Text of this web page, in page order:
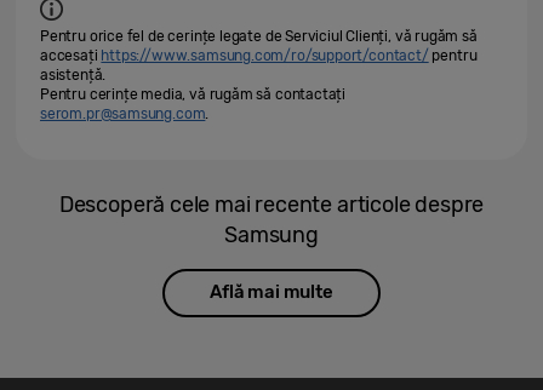
Pentru orice fel de cerințe legate de Serviciul Clienți, vă rugăm să
accesați https://www.samsung.com/ro/support/contact/ pentru
asistență.
Pentru cerințe media, vă rugăm să contactați
serom.pr@samsung.com.
Descoperă cele mai recente articole despre
Samsung
Află mai multe